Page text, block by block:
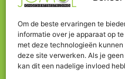
Om de beste ervaringen te
informatie over je apparaat op
met deze technologieën
deze site verwerken. Als je
kan dit een nadelige invloed